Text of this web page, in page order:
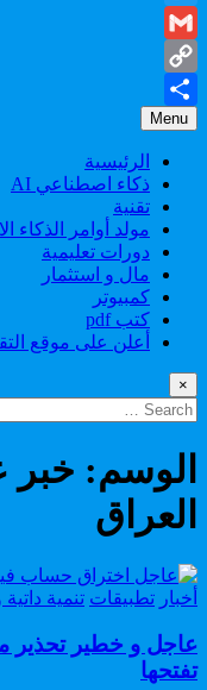
Twitter
Gmail
Copy
Link
Share
Menu
الرئيسية
ذكاء اصطناعي AI
تقنية
مولد أوامر الذكاء
دورات تعليمية
مال و استثمار
كمبيوتر
كتب pdf
أعلن على موقع
×
Search
for:
الوسم: خبر
العراق
Posted
أخبار تطبيقات تنمية
عاجل و خطير تحذير
تفتحها